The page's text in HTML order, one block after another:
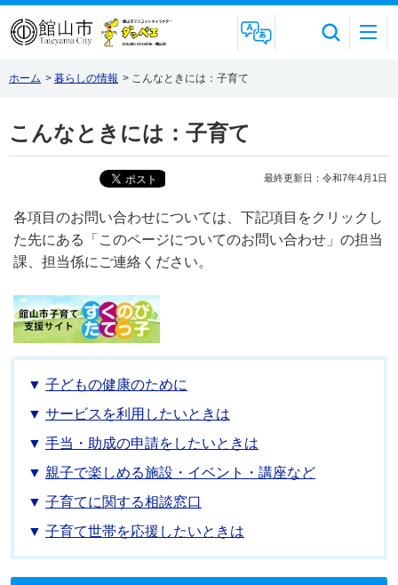
Foreign Language
ホーム > 暮らしの情報 > こんなときには：子育て
こんなときには：子育て
最終更新日：令和7年4月1日
各項目のお問い合わせについては、下記項目をクリックし
た先にある「このページについてのお問い合わせ」の担当
課、担当係にご連絡ください。
子どもの健康のために
サービスを利用したいときは
手当・助成の申請をしたいときは
親子で楽しめる施設・イベント・講座など
子育てに関する相談窓口
子育て世帯を応援したいときは